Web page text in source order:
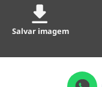
Salvar imagem